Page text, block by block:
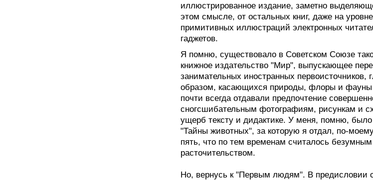
иллюстрированное издание, заметно
этом смысле, от остальных книг, даже на уровне
примитивных иллюстраций электронных
гаджетов.
Я помню, существовало в Советском Союзе
книжное издательство "Мир", выпускающее
занимательных иностранных первоисточников,
образом, касающихся природы, флоры и
почти всегда отдавали предпочтение
сногсшибательным фотографиям, рисункам и
ущерб тексту и дидактике. У меня, помню, было
"Тайны животных", за которую я отдал, по-
пять, что по тем временам считалось безумным
расточительством.
Но, вернусь к "Первым людям". В предисловии